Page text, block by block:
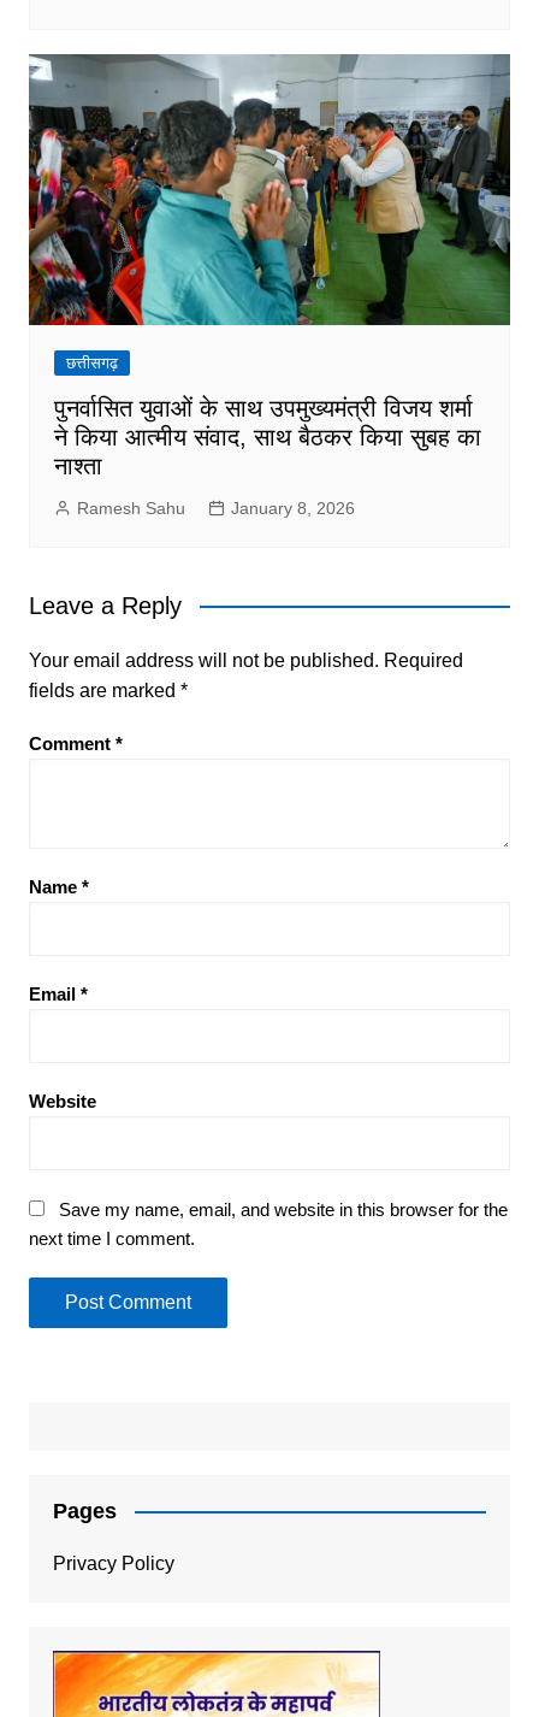
छत्तीसगढ़
पुनर्वासित युवाओं के साथ उपमुख्यमंत्री विजय शर्मा
ने किया आत्मीय संवाद, साथ बैठकर किया सुबह का
नाश्ता
Ramesh Sahu January 8, 2026
Leave a Reply
Your email address will not be published. Required
fields are marked *
Comment *
Name *
Email *
Website
Save my name, email, and website in this browser for the
next time I comment.
Pages
Privacy Policy